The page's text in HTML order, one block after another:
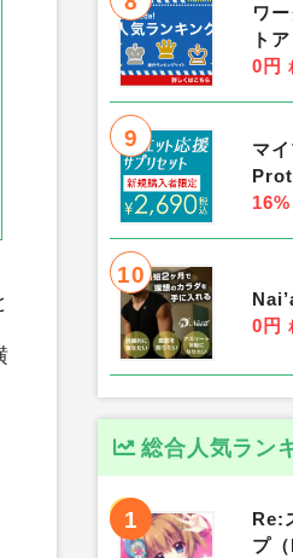
ワ
トア
0円
9
マ
16%
10
0円
総合人気ラン
1
Re:
プ